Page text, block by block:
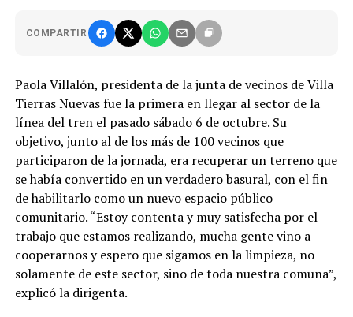
COMPARTIR
Paola Villalón, presidenta de la junta de vecinos de Villa
Tierras Nuevas fue la primera en llegar al sector de la
línea del tren el pasado sábado 6 de octubre. Su
objetivo, junto al de los más de 100 vecinos que
participaron de la jornada, era recuperar un terreno que
se había convertido en un verdadero basural, con el fin
de habilitarlo como un nuevo espacio público
comunitario. “Estoy contenta y muy satisfecha por el
trabajo que estamos realizando, mucha gente vino a
cooperarnos y espero que sigamos en la limpieza, no
solamente de este sector, sino de toda nuestra comuna”,
explicó la dirigenta.